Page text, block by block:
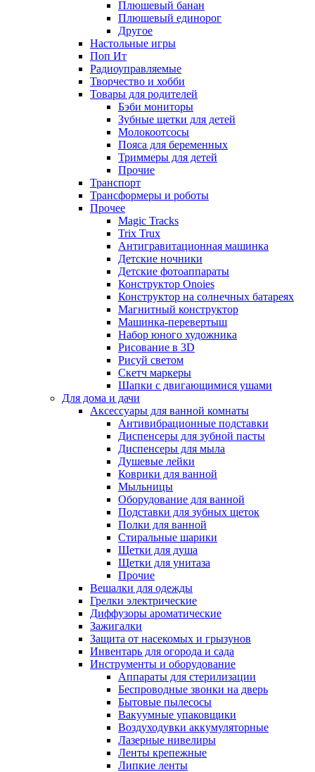
Плюшевый банан
Плюшевый единорог
Другое
Настольные игры
Поп Ит
Радиоуправляемые
Творчество и хобби
Товары для родителей
Бэби мониторы
Зубные щетки для детей
Молокоотсосы
Пояса для беременных
Триммеры для детей
Прочие
Транспорт
Трансформеры и роботы
Прочее
Magic Tracks
Trix Trux
Антигравитационная машинка
Детские ночники
Детские фотоаппараты
Конструктор Onoies
Конструктор на солнечных батареях
Магнитный конструктор
Машинка-перевертыш
Набор юного художника
Рисование в 3D
Рисуй светом
Скетч маркеры
Шапки с двигающимися ушами
Для дома и дачи
Аксессуары для ванной комнаты
Антивибрационные подставки
Диспенсеры для зубной пасты
Диспенсеры для мыла
Душевые лейки
Коврики для ванной
Мыльницы
Оборудование для ванной
Подставки для зубных щеток
Полки для ванной
Стиральные шарики
Щетки для душа
Щетки для унитаза
Прочие
Вешалки для одежды
Грелки электрические
Диффузоры ароматические
Зажигалки
Защита от насекомых и грызунов
Инвентарь для огорода и сада
Инструменты и оборудование
Аппараты для стерилизации
Беспроводные звонки на дверь
Бытовые пылесосы
Вакуумные упаковщики
Воздуходувки аккумуляторные
Лазерные нивелиры
Ленты крепежные
Липкие ленты